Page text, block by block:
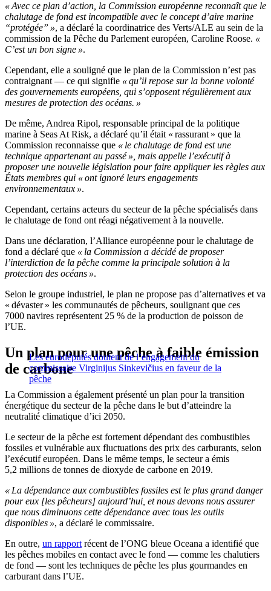
« Avec ce plan d’action, la Commission européenne reconnaît que le
chalutage de fond est incompatible avec le concept d’aire marine
“protégée” », a déclaré la coordinatrice des Verts/ALE au sein de la
commission de la Pêche du Parlement européen, Caroline Roose. «
C’est un bon signe ».
Cependant, elle a souligné que le plan de la Commission n’est pas
contraignant — ce qui signifie « qu’il repose sur la bonne volonté
des gouvernements européens, qui s’opposent régulièrement aux
mesures de protection des océans. »
De même, Andrea Ripol, responsable principal de la politique
marine à Seas At Risk, a déclaré qu’il était « rassurant » que la
Commission reconnaisse que « le chalutage de fond est une
technique appartenant au passé », mais appelle l’exécutif à
proposer une nouvelle législation pour faire appliquer les règles aux
États membres qui « ont ignoré leurs engagements
environnementaux ».
Cependant, certains acteurs du secteur de la pêche spécialisés dans
le chalutage de fond ont réagi négativement à la nouvelle.
Dans une déclaration, l’Alliance européenne pour le chalutage de
fond a déclaré que « la Commission a décidé de proposer
l’interdiction de la pêche comme la principale solution à la
protection des océans ».
Selon le groupe industriel, le plan ne propose pas d’alternatives et va
« dévaster » les communautés de pêcheurs, soulignant que ces
7000 navires représentent 25 % de la production de poisson de
l’UE.
Les eurodéputés doutent de l’engagement du
commissaire Virginijus Sinkevičius en faveur de la
pêche
Un plan pour une pêche à faible émission
de carbone
La Commission a également présenté un plan pour la transition
énergétique du secteur de la pêche dans le but d’atteindre la
neutralité climatique d’ici 2050.
Le secteur de la pêche est fortement dépendant des combustibles
fossiles et vulnérable aux fluctuations des prix des carburants, selon
l’exécutif européen. Dans le même temps, le secteur a émis
5,2 millions de tonnes de dioxyde de carbone en 2019.
« La dépendance aux combustibles fossiles est le plus grand danger
pour eux [les pêcheurs] aujourd’hui, et nous devons nous assurer
que nous diminuons cette dépendance avec tous les outils
disponibles », a déclaré le commissaire.
En outre, un rapport récent de l’ONG bleue Oceana a identifié que
les pêches mobiles en contact avec le fond — comme les chalutiers
de fond — sont les techniques de pêche les plus gourmandes en
carburant dans l’UE.